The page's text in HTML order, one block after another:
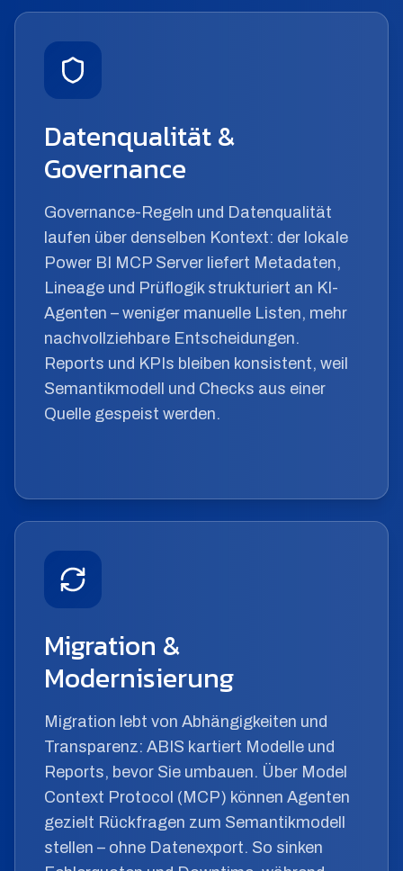
Datenqualität &
Governance
Governance-Regeln und Datenqualität
laufen über denselben Kontext: der lokale
Power BI MCP Server liefert Metadaten,
Lineage und Prüflogik strukturiert an KI-
Agenten – weniger manuelle Listen, mehr
nachvollziehbare Entscheidungen.
Reports und KPIs bleiben konsistent, weil
Semantikmodell und Checks aus einer
Quelle gespeist werden.
Migration &
Modernisierung
Migration lebt von Abhängigkeiten und
Transparenz: ABIS kartiert Modelle und
Reports, bevor Sie umbauen. Über Model
Context Protocol (MCP) können Agenten
gezielt Rückfragen zum Semantikmodell
stellen – ohne Datenexport. So sinken